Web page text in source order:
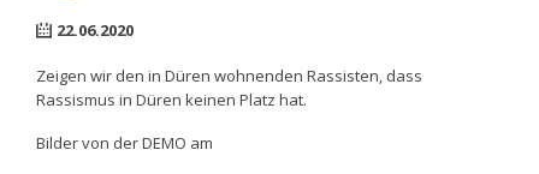
22.06.2020
Zeigen wir den in Düren wohnenden Rassisten, dass
Rassismus in Düren keinen Platz hat.
Bilder von der DEMO am